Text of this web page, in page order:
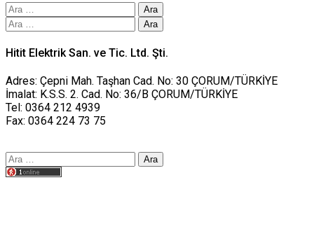
Arama:
Arama:
Hitit Elektrik San. ve Tic. Ltd. Şti.
Adres: Çepni Mah. Taşhan Cad. No: 30 ÇORUM/TÜRKİYE
İmalat: K.S.S. 2. Cad. No: 36/B ÇORUM/TÜRKİYE
Tel: 0364 212 4939
Fax: 0364 224 73 75
Arama: